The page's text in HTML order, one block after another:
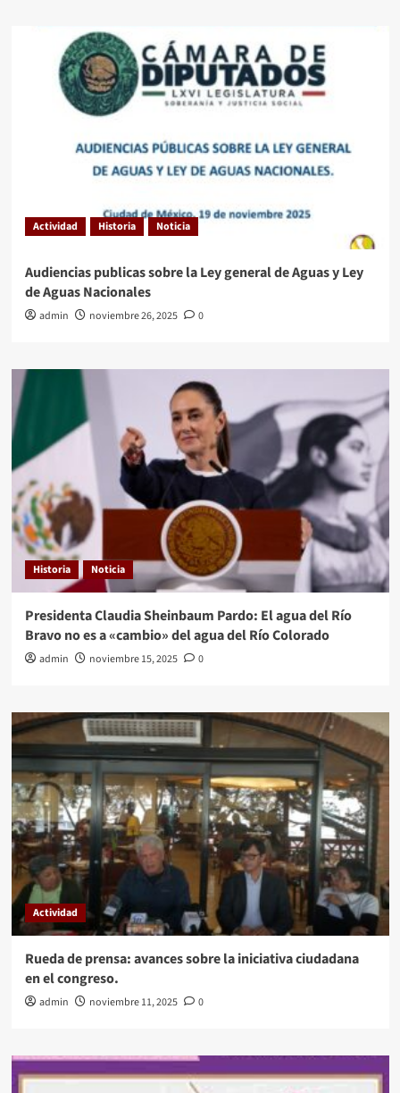
El nearshoring tan esperado
Actividad Historia Noticia
Audiencias publicas sobre la Ley general de Aguas y Ley
de Aguas Nacionales
admin noviembre 26, 2025 0
Historia Noticia
Presidenta Claudia Sheinbaum Pardo: El agua del Río
Bravo no es a «cambio» del agua del Río Colorado
admin noviembre 15, 2025 0
Actividad
Rueda de prensa: avances sobre la iniciativa ciudadana
en el congreso.
admin noviembre 11, 2025 0